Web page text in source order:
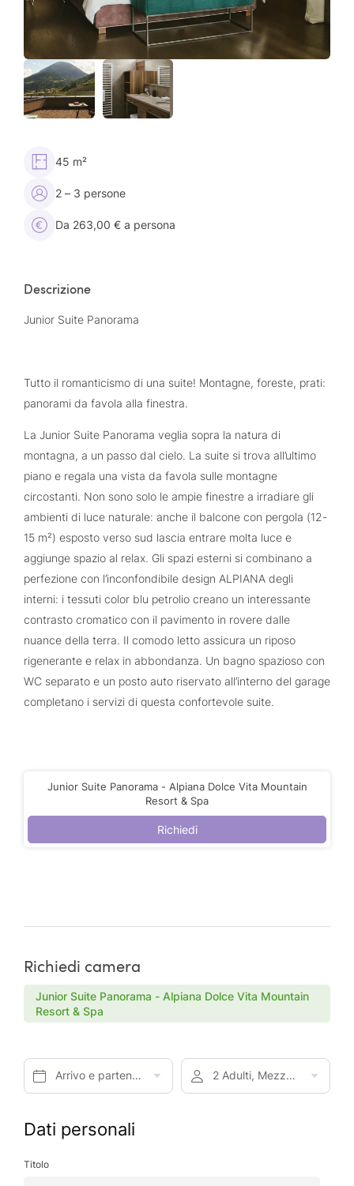
45 m²
2 – 3 persone
Da 263,00 € a persona
Descrizione
Junior Suite Panorama
Tutto il romanticismo di una suite! Montagne, foreste, prati:
panorami da favola alla finestra.
La Junior Suite Panorama veglia sopra la natura di
montagna, a un passo dal cielo. La suite si trova all’ultimo
piano e regala una vista da favola sulle montagne
circostanti. Non sono solo le ampie finestre a irradiare gli
ambienti di luce naturale: anche il balcone con pergola (12-
15 m²) esposto verso sud lascia entrare molta luce e
aggiunge spazio al relax. Gli spazi esterni si combinano a
perfezione con l’inconfondibile design ALPIANA degli
interni: i tessuti color blu petrolio creano un interessante
contrasto cromatico con il pavimento in rovere dalle
nuance della terra. Il comodo letto assicura un riposo
rigenerante e relax in abbondanza. Un bagno spazioso con
WC separato e un posto auto riservato all’interno del garage
completano i servizi di questa confortevole suite.
Junior Suite Panorama - Alpiana Dolce Vita Mountain
Resort & Spa
Richiedi
Richiedi camera
Junior Suite Panorama - Alpiana Dolce Vita Mountain
Resort & Spa
Arrivo e partenza* 2 Adulti, Mezza pensione
Dati personali
Titolo